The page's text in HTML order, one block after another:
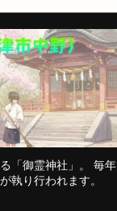
「御霊神社」。 毎
執り行われます。